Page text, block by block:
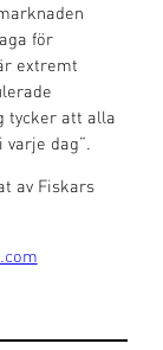
för
extremt
tycker att alla
varje dag”.
av Fiskars